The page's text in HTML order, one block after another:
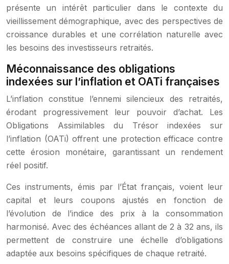
présente un intérêt particulier dans le contexte du
vieillissement démographique, avec des perspectives de
croissance durables et une corrélation naturelle avec
les besoins des investisseurs retraités.
Méconnaissance des obligations
indexées sur l’inflation et OATi françaises
L’inflation constitue l’ennemi silencieux des retraités,
érodant progressivement leur pouvoir d’achat. Les
Obligations Assimilables du Trésor indexées sur
l’inflation (OATi) offrent une protection efficace contre
cette érosion monétaire, garantissant un rendement
réel positif.
Ces instruments, émis par l’État français, voient leur
capital et leurs coupons ajustés en fonction de
l’évolution de l’indice des prix à la consommation
harmonisé. Avec des échéances allant de 2 à 32 ans, ils
permettent de construire une échelle d’obligations
adaptée aux besoins spécifiques de chaque retraité.